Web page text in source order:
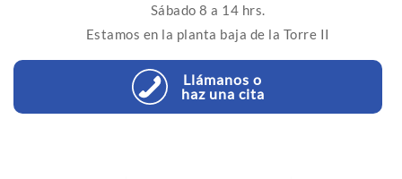
Sábado 8 a 14 hrs.
Estamos en la planta baja de la Torre II
Llámanos o
haz una cita